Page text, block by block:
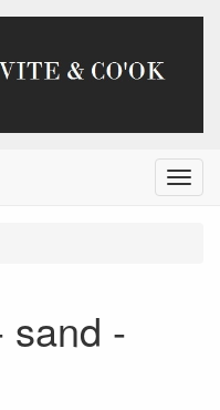
Menu
sand -